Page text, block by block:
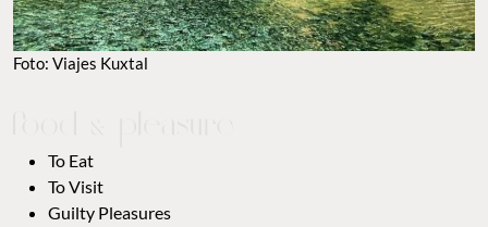
Foto: Viajes Kuxtal
To Eat
To Visit
Guilty Pleasures